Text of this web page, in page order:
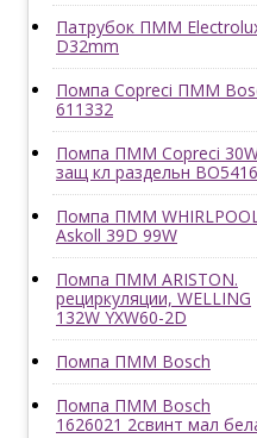
Патрубок ПММ
D32mm
Помпа Copreci ПММ
611332
Помпа ПММ Copreci
защ кл раздельн BO5416
Помпа ПММ
Askoll 39D 99W
Помпа ПММ ARISTON.
рециркуляции, WELLING
132W YXW60-2D
Помпа ПММ Bosch
Помпа ПММ Bosch
1626021 2cвинт мал